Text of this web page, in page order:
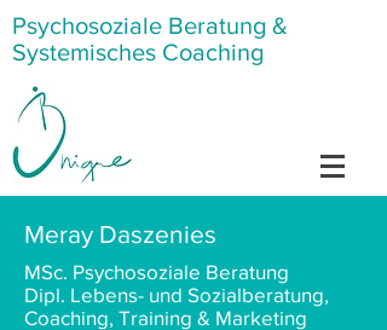
Psychosoziale Beratung &
Systemisches Coaching
Meray Daszenies
MSc. Psychosoziale Beratung
Dipl. Lebens- und Sozialberatung,
Coaching, Training & Marketing